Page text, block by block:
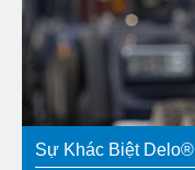
Sự Khác Biệt Delo®